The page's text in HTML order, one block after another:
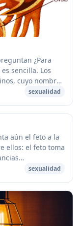
¿Para
sencilla. Los
cuyo nombre
sexualidad
aún el feto a la
ellos: el feto toma
s...
sexualidad